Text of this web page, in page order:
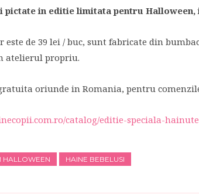
pictate in editie limitata pentru Halloween,
este de 39 lei / buc, sunt fabricate din
atelierul propriu.
oriunde in Romania, pentru
catalog/editie-speciala-
HALLOWEEN HAINE BEBELUSI